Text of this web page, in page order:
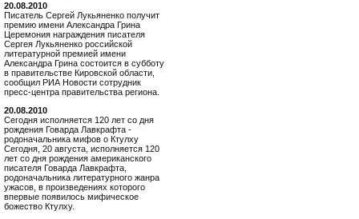
20.08.2010
Писатель Сергей Лукьяненко получит
премию имени Александра Грина
Церемония награждения писателя
Сергея Лукьяненко российской
литературной премией имени
Александра Грина состоится в субботу
в правительстве Кировской области,
сообщил РИА Новости сотрудник
пресс-центра правительства региона.
20.08.2010
Сегодня исполняется 120 лет со дня
рождения Говарда Лавкрафта -
родоначальника мифов о Ктулху
Сегодня, 20 августа, исполняется 120
лет со дня рождения американского
писателя Говарда Лавкрафта,
родоначальника литературного жанра
ужасов, в произведениях которого
впервые появилось мифическое
божество Ктулху.